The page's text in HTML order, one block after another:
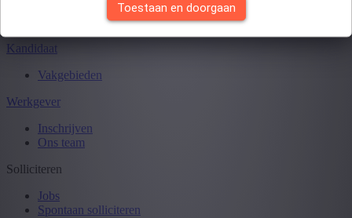
Toestaan en doorgaan
Kandidaat
Vakgebieden
Werkgever
Inschrijven
Ons team
Solliciteren
Jobs
Spontaan solliciteren